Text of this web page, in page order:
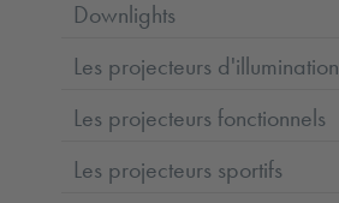
Downlights
Les projecteurs d'illumination
Les projecteurs fonctionnels
Les projecteurs sportifs